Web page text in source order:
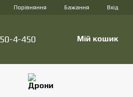
Порівняння Бажання Вхід
4-450 Мій кошик